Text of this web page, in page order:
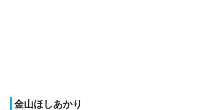
金山ほしあかり